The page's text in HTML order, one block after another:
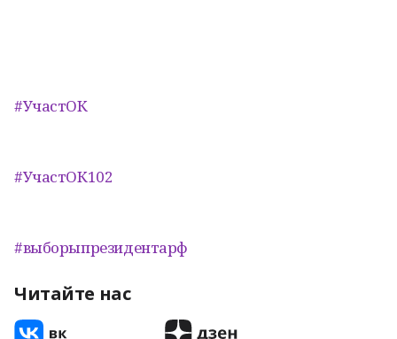
#УчастОК
#УчастОК102
#выборыпрезидентарф
Читайте нас